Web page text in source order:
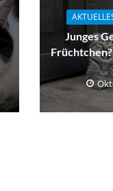
Junges